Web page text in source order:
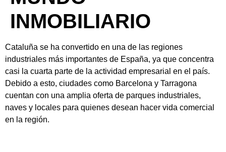
INMOBILIARIO
Cataluña se ha convertido en una de las regiones
industriales más importantes de España, ya que concentra
casi la cuarta parte de la actividad empresarial en el país.
Debido a esto, ciudades como Barcelona y Tarragona
cuentan con una amplia oferta de parques industriales,
naves y locales para quienes desean hacer vida comercial
en la región.